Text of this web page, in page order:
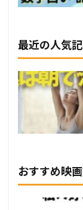
最近の人気
おすすめ映